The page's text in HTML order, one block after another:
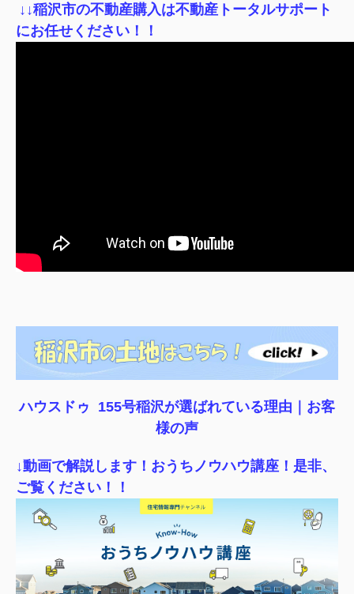
↓ ↓稲沢市の不動産購入は不動産トータルサポート
にお任せください！！
ハウスドゥ 155号稲沢が選ばれている理由｜ お客
様の声
↓動画で解説します！おうちノウハウ講座！是非、
ご覧ください！！